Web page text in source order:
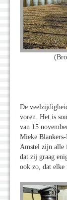
De
voren. Het is
van 15
Mieke Blankers-
Amstel zijn alle
dat zij graag
ook zo, dat elke